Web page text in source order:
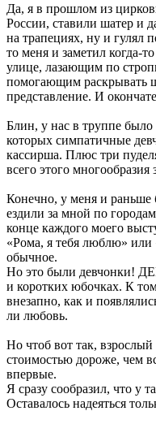
Да, я в прошлом из
России, ставили шатер и
на трапециях, ну и гулял
то меня и заметил когда-
улице, лазающим по
помогающим раскрывать
представление. И
Блин, у нас в труппе было
которых симпатичные
кассирша. Плюс три
всего этого
Конечно, у меня и раньше
ездили за мной по
конце каждого моего
«Рома, я тебя люблю»
обычное.
Но это были девчонки!
и коротких юбочках. К
внезапно, как и
ли любовь.
Но чтоб вот так,
стоимостью дороже, чем
впервые.
Я сразу сообразил, что у
Оставалось надеяться